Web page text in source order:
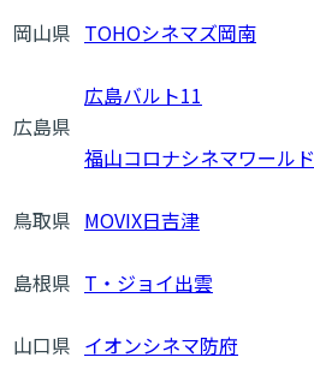
岡山県 TOHOシネマズ岡南
広島県
広島バルト11
福山コロナシネマワールド
鳥取県 MOVIX日吉津
島根県 T・ジョイ出雲
山口県 イオンシネマ防府